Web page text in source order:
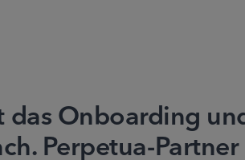
das Onboarding
Perpetua-